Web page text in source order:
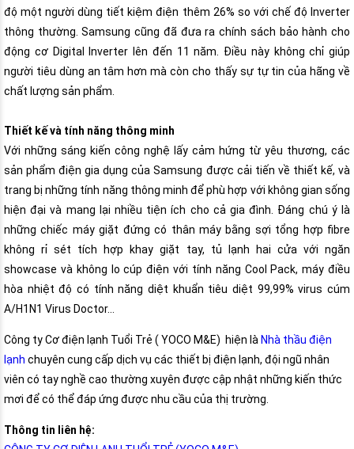
độ một người dùng tiết kiệm điện thêm 26% so với chế độ Inverter
thông thường. Samsung cũng đã đưa ra chính sách bảo hành cho
động cơ Digital Inverter lên đến 11 năm. Điều này không chỉ giúp
người tiêu dùng an tâm hơn mà còn cho thấy sự tự tin của hãng về
chất lượng sản phẩm.
Thiết kế và tính năng thông minh
Với những sáng kiến công nghệ lấy cảm hứng từ yêu thương, các
sản phẩm điện gia dụng của Samsung được cải tiến về thiết kế, và
trang bị những tính năng thông minh để phù hợp với không gian sống
hiện đại và mang lại nhiều tiện ích cho cả gia đình. Đáng chú ý là
những chiếc máy giặt đứng có thân máy bằng sợi tổng hợp fibre
không rỉ sét tích hợp khay giặt tay, tủ lạnh hai cửa với ngăn
showcase và không lo cúp điện với tính năng Cool Pack, máy điều
hòa nhiệt độ có tính năng diệt khuẩn tiêu diệt 99,99% virus cúm
A/H1N1 Virus Doctor…
Công ty Cơ điện lạnh Tuổi Trẻ ( YOCO M&E) hiện là Nhà thầu điện
lạnh chuyên cung cấp dịch vụ các thiết bị điện lạnh, đội ngũ nhân
viên có tay nghề cao thường xuyên được cập nhật những kiến thức
mơi để có thể đáp ứng được nhu cầu của thị trường.
Thông tin liên hệ: